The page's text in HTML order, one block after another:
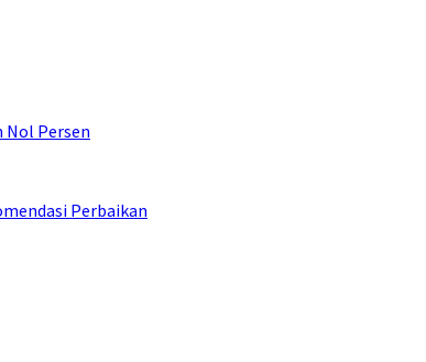
Nol Persen
Perbaikan